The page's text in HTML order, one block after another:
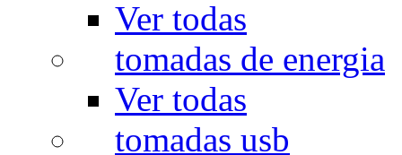
Ver todas
tomadas de energia
Ver todas
tomadas usb